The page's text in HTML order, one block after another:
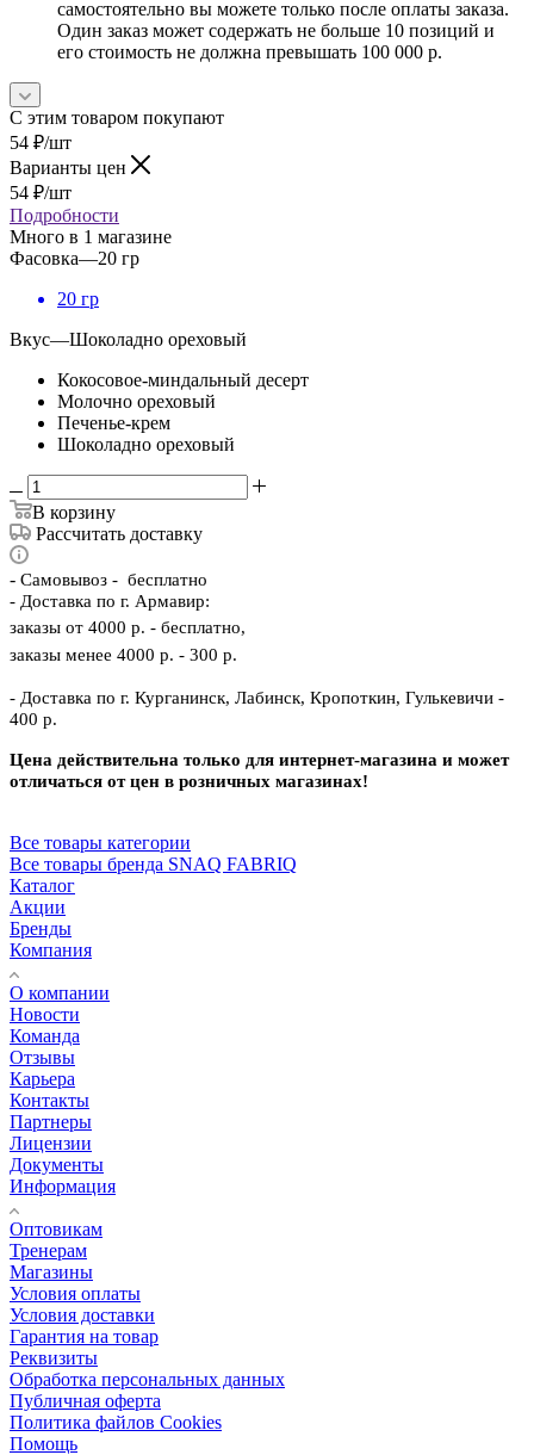
самостоятельно вы можете только после оплаты заказа.
Один заказ может содержать не больше 10 позиций и
его стоимость не должна превышать 100 000 р.
С этим товаром покупают
54 ₽/шт
Варианты цен
54 ₽/шт
Подробности
Много в 1 магазине
Фасовка—20 гр
20 гр
Вкус—Шоколадно ореховый
Кокосовое-миндальный десерт
Молочно ореховый
Печенье-крем
Шоколадно ореховый
В корзину
Рассчитать доставку
- Самовывоз - бесплатно
- Доставка по г. Армавир:
заказы от 4000 р. - бесплатно,
заказы менее 4000 р. - 300 р.
- Доставка по г. Курганинск, Лабинск, Кропоткин, Гулькевичи -
400 р.
Цена действительна только для интернет-магазина и может
отличаться от цен в розничных магазинах!
Все товары категории
Все товары бренда SNAQ FABRIQ
Каталог
Акции
Бренды
Компания
О компании
Новости
Команда
Отзывы
Карьера
Контакты
Партнеры
Лицензии
Документы
Информация
Оптовикам
Тренерам
Магазины
Условия оплаты
Условия доставки
Гарантия на товар
Реквизиты
Обработка персональных данных
Публичная оферта
Политика файлов Cookies
Помощь